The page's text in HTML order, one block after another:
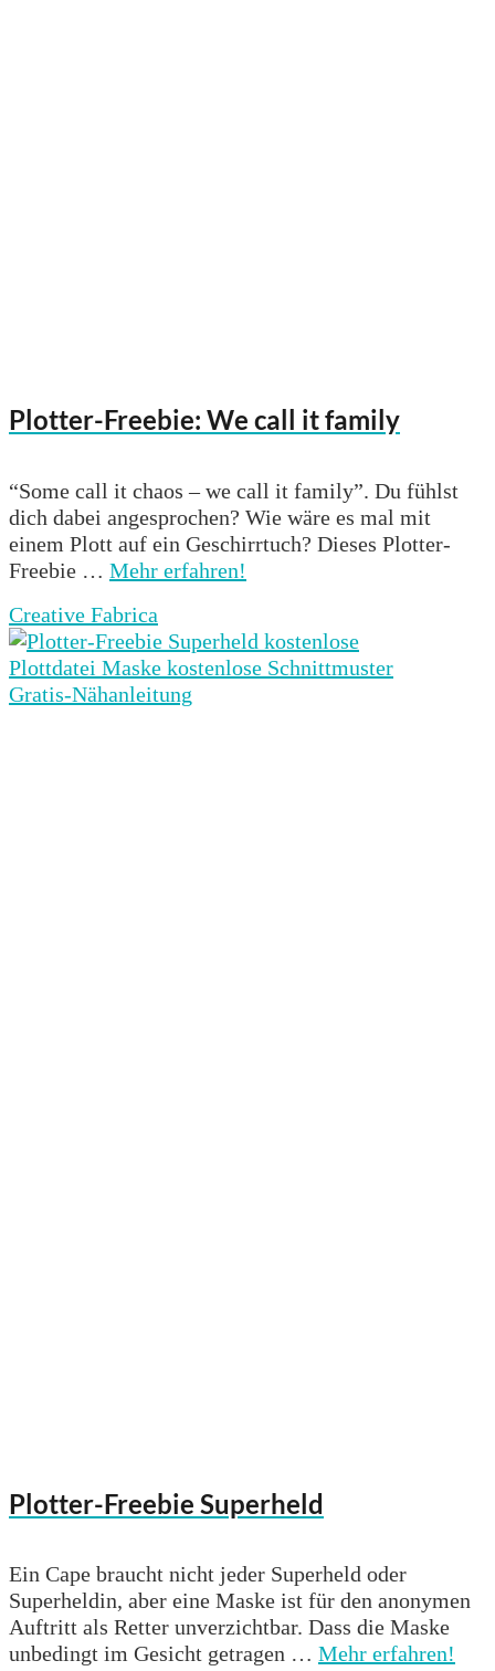
Plotter-Freebie: We call it family
“Some call it chaos – we call it family”. Du fühlst
dich dabei angesprochen? Wie wäre es mal mit
einem Plott auf ein Geschirrtuch? Dieses Plotter-
Freebie … Mehr erfahren!
Creative Fabrica
Plotter-Freebie Superheld
Ein Cape braucht nicht jeder Superheld oder
Superheldin, aber eine Maske ist für den anonymen
Auftritt als Retter unverzichtbar. Dass die Maske
unbedingt im Gesicht getragen … Mehr erfahren!